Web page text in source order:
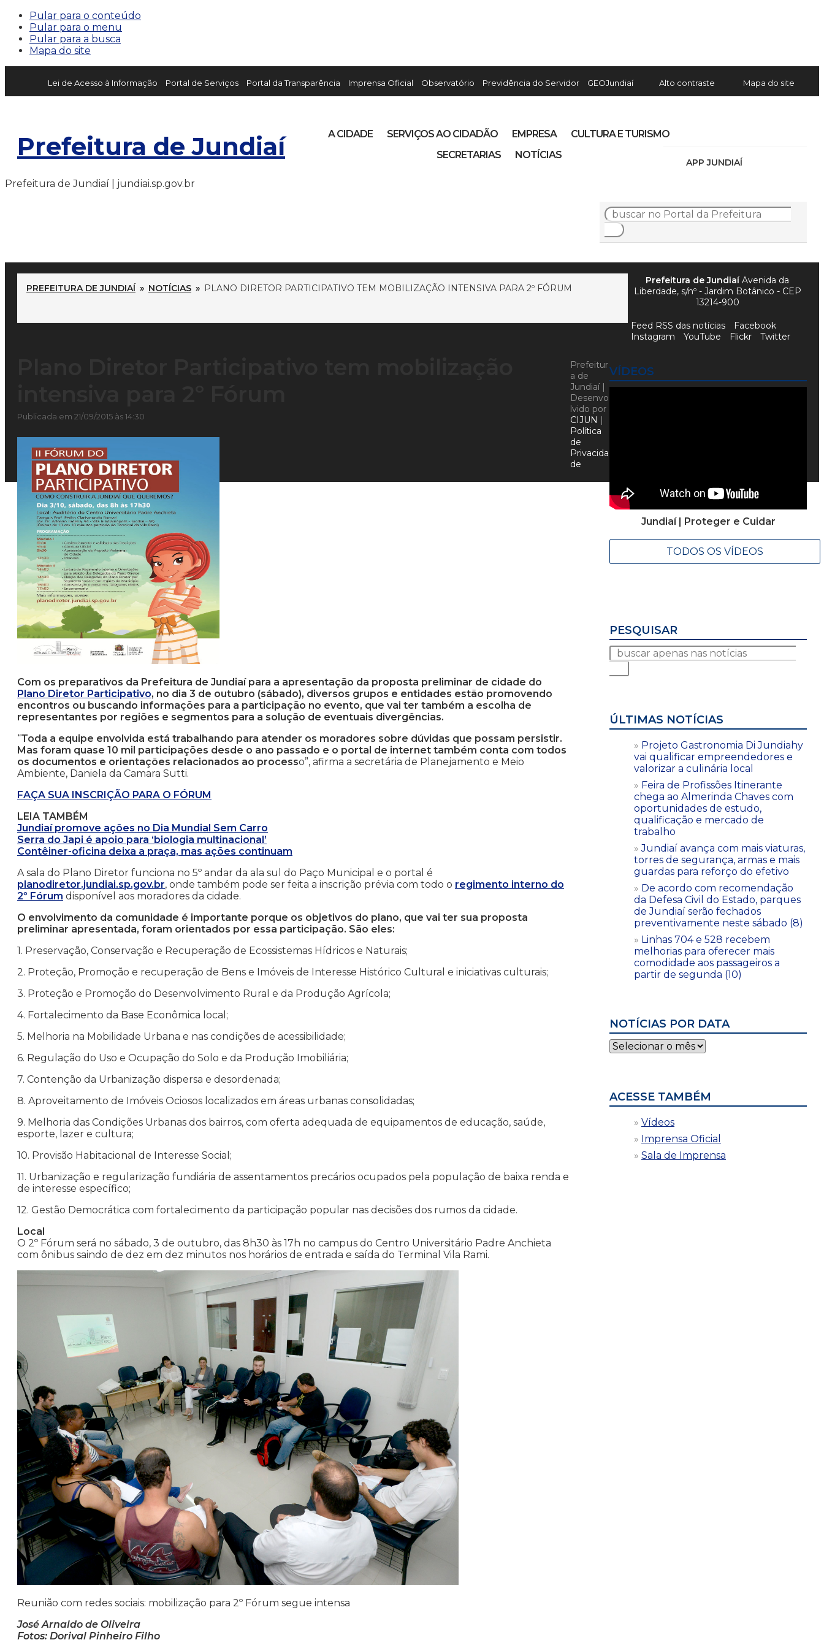
Pular para o conteúdo
Pular para o menu
Pular para a busca
Mapa do site
Lei de Acesso à Informação Portal de Serviços Portal da Transparência Imprensa Oficial Observatório Previdência do Servidor GEOJundiaí Alto contraste Mapa do site
Prefeitura de Jundiaí
APP JUNDIAÍ
A CIDADE SERVIÇOS AO CIDADÃO EMPRESA
CULTURA E TURISMO
SECRETARIAS
NOTÍCIAS
Prefeitura de Jundiaí | jundiai.sp.gov.br
PREFEITURA DE JUNDIAÍ » NOTÍCIAS » PLANO DIRETOR PARTICIPATIVO TEM MOBILIZAÇÃO INTENSIVA PARA 2º FÓRUM
Publicada em 21/09/2015 às 14:30
Com os preparativos da Prefeitura de Jundiaí para a apresentação da proposta preliminar de cidade do
Plano Diretor Participativo, no dia 3 de outubro (sábado), diversos grupos e entidades estão promovendo
encontros ou buscando informações para a participação no evento, que vai ter também a escolha de
representantes por regiões e segmentos para a solução de eventuais divergências.
“Toda a equipe envolvida está trabalhando para atender os moradores sobre dúvidas que possam persistir.
Mas foram quase 10 mil participações desde o ano passado e o portal de internet também conta com todos
os documentos e orientações relacionados ao processo”, afirma a secretária de Planejamento e Meio
Ambiente, Daniela da Camara Sutti.
FAÇA SUA INSCRIÇÃO PARA O FÓRUM
LEIA TAMBÉM
Jundiaí promove ações no Dia Mundial Sem Carro
Serra do Japi é apoio para ‘biologia multinacional’
Contêiner-oficina deixa a praça, mas ações continuam
A sala do Plano Diretor funciona no 5º andar da ala sul do Paço Municipal e o portal é
planodiretor.jundiai.sp.gov.br, onde também pode ser feita a inscrição prévia com todo o regimento interno do
2º Fórum disponível aos moradores da cidade.
O envolvimento da comunidade é importante porque os objetivos do plano, que vai ter sua proposta
preliminar apresentada, foram orientados por essa participação. São eles:
1. Preservação, Conservação e Recuperação de Ecossistemas Hídricos e Naturais;
2. Proteção, Promoção e recuperação de Bens e Imóveis de Interesse Histórico Cultural e iniciativas culturais;
3. Proteção e Promoção do Desenvolvimento Rural e da Produção Agrícola;
4. Fortalecimento da Base Econômica local;
5. Melhoria na Mobilidade Urbana e nas condições de acessibilidade;
6. Regulação do Uso e Ocupação do Solo e da Produção Imobiliária;
7. Contenção da Urbanização dispersa e desordenada;
8. Aproveitamento de Imóveis Ociosos localizados em áreas urbanas consolidadas;
9. Melhoria das Condições Urbanas dos bairros, com oferta adequada de equipamentos de educação, saúde,
esporte, lazer e cultura;
10. Provisão Habitacional de Interesse Social;
11. Urbanização e regularização fundiária de assentamentos precários ocupados pela população de baixa renda e
de interesse específico;
12. Gestão Democrática com fortalecimento da participação popular nas decisões dos rumos da cidade.
Local
O 2º Fórum será no sábado, 3 de outubro, das 8h30 às 17h no campus do Centro Universitário Padre Anchieta
com ônibus saindo de dez em dez minutos nos horários de entrada e saída do Terminal Vila Rami.
Reunião com redes sociais: mobilização para 2º Fórum segue intensa
José Arnaldo de Oliveira
Fotos: Dorival Pinheiro Filho
VÍDEOS
Jundiaí | Proteger e Cuidar
TODOS OS VÍDEOS
PESQUISAR
ÚLTIMAS NOTÍCIAS
Projeto Gastronomia Di Jundiahy
vai qualificar empreendedores e
valorizar a culinária local
Feira de Profissões Itinerante
chega ao Almerinda Chaves com
oportunidades de estudo,
qualificação e mercado de
trabalho
Jundiaí avança com mais viaturas,
torres de segurança, armas e mais
guardas para reforço do efetivo
De acordo com recomendação
da Defesa Civil do Estado, parques
de Jundiaí serão fechados
preventivamente neste sábado (8)
Linhas 704 e 528 recebem
melhorias para oferecer mais
comodidade aos passageiros a
partir de segunda (10)
NOTÍCIAS POR DATA
Notícias
por
ACESSE TAMBÉM
Vídeos
Imprensa Oficial
Sala de Imprensa
Prefeitura de JundiaíAvenida da
Liberdade, s/nº - Jardim Botânico - CEP
13214-900
Feed RSS das notícias
Facebook
Instagram
YouTube Flickr Twitter
Prefeitur
a de
Jundiaí |
Desenvo
lvido por
CIJUN |
Política
de
Privacida
de